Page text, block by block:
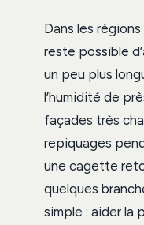
Dans les
reste possible
un peu plus
l’humidité de
façades très
repiquages
une cagette
quelques
simple : aider la